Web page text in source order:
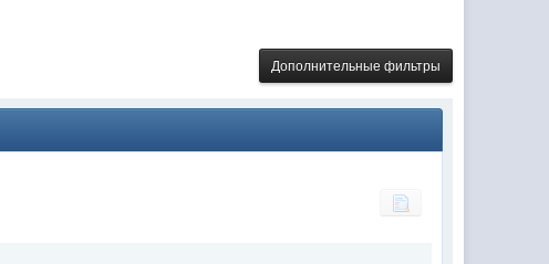
Дополнительные фильтры